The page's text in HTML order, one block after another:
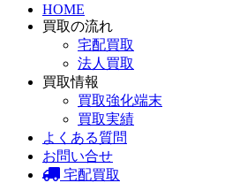
HOME
買取の流れ
宅配買取
法人買取
買取情報
買取強化端末
買取実績
よくある質問
お問い合せ
宅配買取